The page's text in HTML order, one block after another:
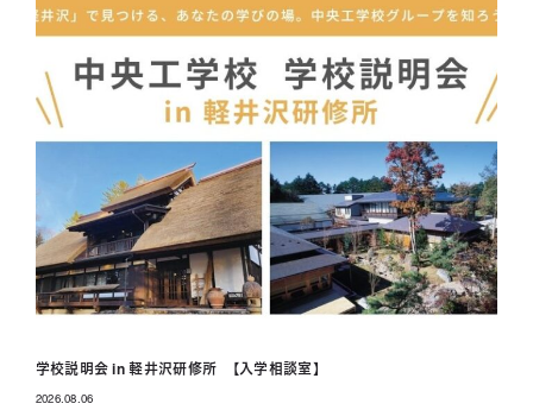
学校説明会 in 軽井沢研修所 【入学相談室】
2026.08.06